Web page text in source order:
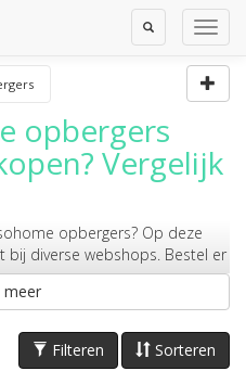
Toggle
Search
opbergers
Vergelijk
opbergers? Op deze
bij diverse webshops. Bestel er
meer
Sorteren
Filteren